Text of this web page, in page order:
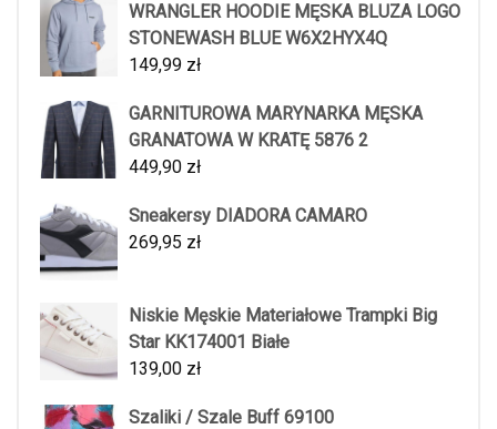
WRANGLER HOODIE MĘSKA BLUZA LOGO
STONEWASH BLUE W6X2HYX4Q
149,99 zł
GARNITUROWA MARYNARKA MĘSKA
GRANATOWA W KRATĘ 5876 2
449,90 zł
Sneakersy DIADORA CAMARO
269,95 zł
Niskie Męskie Materiałowe Trampki Big
Star KK174001 Białe
139,00 zł
Szaliki / Szale Buff 69100